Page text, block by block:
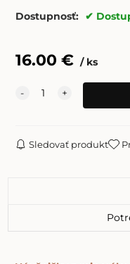
Dostupnosť:
16.00 € ks
Sledovať produkt